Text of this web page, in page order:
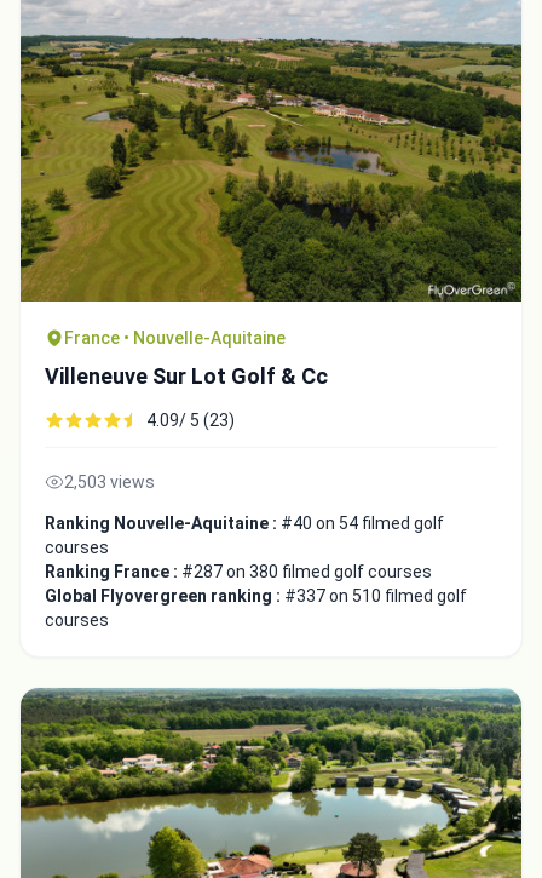
France • Nouvelle-Aquitaine
Villeneuve Sur Lot Golf & Cc
4.09/ 5 (23)
2,503 views
Ranking Nouvelle-Aquitaine : #40 on 54 filmed golf
courses
Ranking France : #287 on 380 filmed golf courses
Global Flyovergreen ranking : #337 on 510 filmed golf
courses